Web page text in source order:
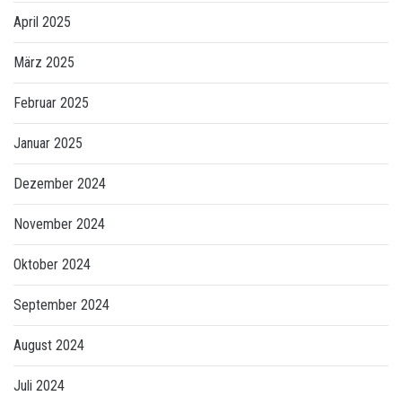
April 2025
März 2025
Februar 2025
Januar 2025
Dezember 2024
November 2024
Oktober 2024
September 2024
August 2024
Juli 2024